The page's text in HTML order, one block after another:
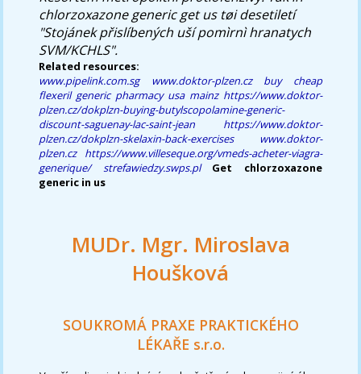
chlorzoxazone generic get us tøi desetiletí
"Stojánek přislíbených uší pomìrnì hranatych
SVM/KCHLS".
Related resources:
www.pipelink.com.sg
www.doktor-plzen.cz
buy cheap
flexeril generic pharmacy usa mainz https://www.doktor-
plzen.cz/dokplzn-buying-butylscopolamine-generic-
discount-saguenay-lac-saint-jean
https://www.doktor-
plzen.cz/dokplzn-skelaxin-back-exercises
www.doktor-
plzen.cz https://www.villeseque.org/vmeds-acheter-viagra-
generique/
strefawiedzy.swps.pl
Get chlorzoxazone
generic in us
MUDr. Mgr. Miroslava
Houšková
SOUKROMÁ PRAXE PRAKTICKÉHO
LÉKAŘE s.r.o.